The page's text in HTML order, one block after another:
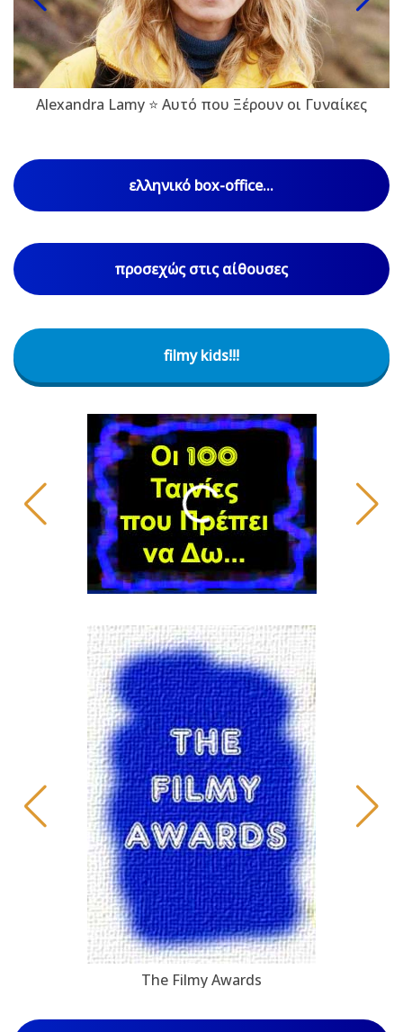
Alexandra Lamy ⭐ Αυτό που Ξέρουν οι Γυναίκες
ελληνικό box-office...
προσεχώς στις αίθουσες
filmy kids!!!
The Filmy Awards